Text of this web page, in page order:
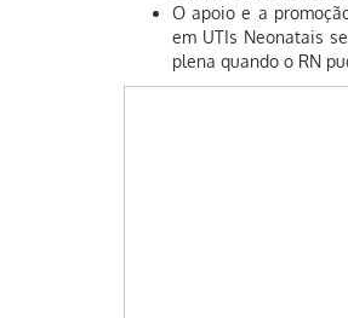
O apoio e a
em UTIs Neonatais
plena quando o RN